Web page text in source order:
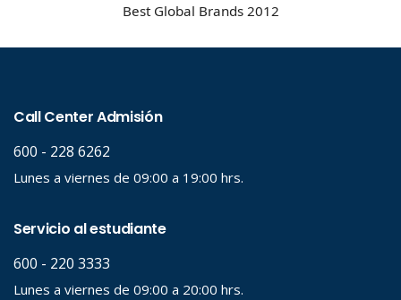
Best Global Brands 2012
Búsqueda Avanzada
Carrera
Hasta...